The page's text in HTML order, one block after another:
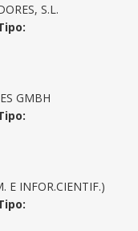
S.L.
GMBH
E INFOR.CIENTIF.)